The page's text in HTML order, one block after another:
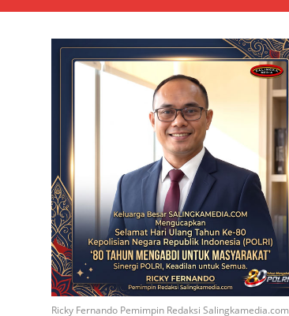
Ricky Fernando Pemimpin Redaksi Salingkamedia.com